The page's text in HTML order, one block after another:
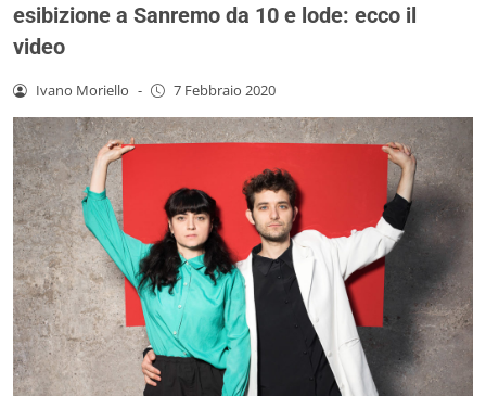
esibizione a Sanremo da 10 e lode: ecco il
video
Ivano Moriello - 7 Febbraio 2020